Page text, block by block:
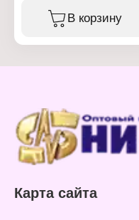
наволочек
Размер: 50х70 см
кв.м
В корзину
Карта сайта